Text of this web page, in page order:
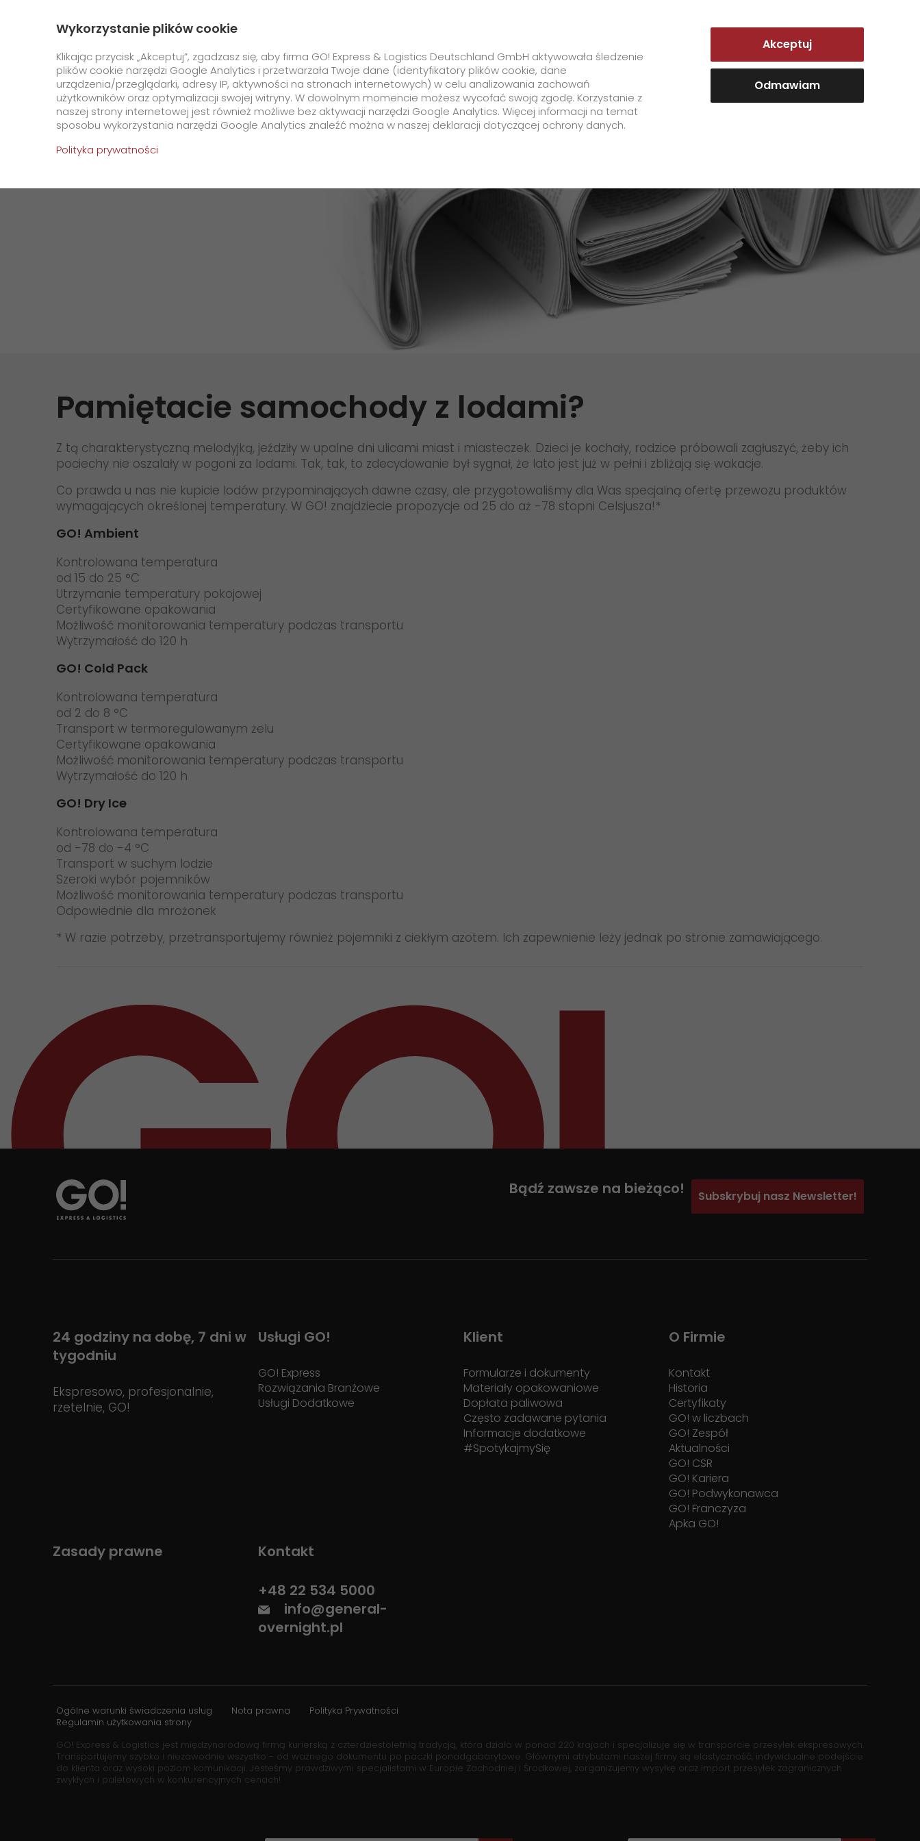
Portal Klienta
GO! Express Rozwiązania Branżowe Usługi Dodatkowe
Specjalne wymagania
transportowe
GO! Dry Ice
Przewóz zwierząt
Klient
Materiały opakowaniowe
Standardowe materiały
opakowaniowe
Opakowania termiczne -
termoboxy
Dopłata paliwowa
Często zadawane pytania
Informacje dodatkowe
#SpotykajmySię
Stacje GO! Express & Logistics
>
Historia
Certyfikaty
GO! w liczbach
GO! Zespół
Apka GO!
Strona Główna O Firmie Aktualności Pamiętacie samochody z lodami?
Pamiętacie samochody z lodami?
Z tą charakterystyczną melodyjką, jeździły w upalne dni ulicami miast i miasteczek. Dzieci je kochały, rodzice próbowali zagłuszyć, żeby ich
pociechy nie oszalały w pogoni za lodami. Tak, tak, to zdecydowanie był sygnał, że lato jest już w pełni i zbliżają się wakacje.
Co prawda u nas nie kupicie lodów przypominających dawne czasy, ale przygotowaliśmy dla Was specjalną ofertę przewozu produktów
wymagających określonej temperatury. W GO! znajdziecie propozycje od 25 do aż -78 stopni Celsjusza!*
GO! Ambient
Kontrolowana temperatura
od 15 do 25 °C
Utrzymanie temperatury pokojowej
Certyfikowane opakowania
Możliwość monitorowania temperatury podczas transportu
Wytrzymałość do 120 h
GO! Cold Pack
Kontrolowana temperatura
od 2 do 8 °C
Transport w termoregulowanym żelu
Certyfikowane opakowania
Możliwość monitorowania temperatury podczas transportu
Wytrzymałość do 120 h
GO! Dry Ice
Kontrolowana temperatura
od -78 do -4 °C
Transport w suchym lodzie
Szeroki wybór pojemników
Możliwość monitorowania temperatury podczas transportu
Odpowiednie dla mrożonek
* W razie potrzeby, przetransportujemy również pojemniki z ciekłym azotem. Ich zapewnienie leży jednak po stronie zamawiającego.
Bądź zawsze na bieżąco! Subskrybuj nasz Newsletter!
24 godziny na dobę, 7 dni w
tygodniu
Ekspresowo, profesjonalnie,
rzetelnie, GO!
Usługi GO!
GO! Express
Rozwiązania Branżowe
Usługi Dodatkowe
Klient
Formularze i dokumenty
Materiały opakowaniowe
Dopłata paliwowa
Często zadawane pytania
Informacje dodatkowe
#SpotykajmySię
O Firmie
Kontakt
Historia
Certyfikaty
GO! w liczbach
GO! Zespół
Aktualności
GO! CSR
GO! Kariera
GO! Podwykonawca
GO! Franczyza
Apka GO!
Zasady prawne Kontakt
+48 22 534 5000
info@general-
overnight.pl
Ogólne warunki świadczenia usług Nota prawna
Polityka Prywatności
Regulamin użytkowania strony
GO! Express & Logistics jest międzynarodową firmą kurierską z czterdziestoletnią tradycją, która działa w ponad 220 krajach i specjalizuje się w transporcie przesyłek ekspresowych.
Transportujemy szybko i niezawodnie wszystko - od ważnego dokumentu po paczki ponadgabarytowe. Głównymi atrybutami naszej firmy są elastyczność, indywidualne podejście
do klienta oraz wysoki poziom komunikacji. Jesteśmy prawdziwymi specjalistami w Europie Zachodniej i Środkowej, zorganizujemy wysyłkę oraz import przesyłek zagranicznych
zwykłych i paletowych w konkurencyjnych cenach!
Wykorzystanie plików cookie
Klikając przycisk „Akceptuj”, zgadzasz się, aby firma GO! Express & Logistics Deutschland GmbH aktywowała śledzenie
plików cookie narzędzi Google Analytics i przetwarzała Twoje dane (identyfikatory plików cookie, dane
urządzenia/przeglądarki, adresy IP, aktywności na stronach internetowych) w celu analizowania zachowań
użytkowników oraz optymalizacji swojej witryny. W dowolnym momencie możesz wycofać swoją zgodę. Korzystanie z
naszej strony internetowej jest również możliwe bez aktywacji narzędzi Google Analytics. Więcej informacji na temat
sposobu wykorzystania narzędzi Google Analytics znaleźć można w naszej deklaracji dotyczącej ochrony danych.
Polityka prywatności
Akceptuj
Odmawiam